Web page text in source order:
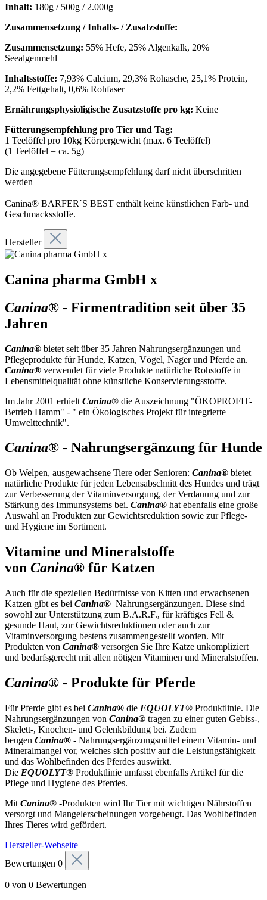
Inhalt: 180g / 500g / 2.000g
Zusammensetzung / Inhalts- / Zusatzstoffe:
Zusammensetzung: 55% Hefe, 25% Algenkalk, 20%
Seealgenmehl
Inhaltsstoffe: 7,93% Calcium, 29,3% Rohasche, 25,1% Protein,
2,2% Fettgehalt, 0,6% Rohfaser
Ernährungsphysioligische Zusatzstoffe pro kg: Keine
Fütterungsempfehlung pro Tier und Tag:
1 Teelöffel pro 10kg Körpergewicht (max. 6 Teelöffel)
(1 Teelöffel = ca. 5g)
Die angegebene Fütterungsempfehlung darf nicht überschritten
werden
Canina® BARFER´S BEST enthält keine künstlichen Farb- und
Geschmacksstoffe.
Hersteller
Canina pharma GmbH x
Canina® - Firmentradition seit über 35
Jahren
Canina® bietet seit über 35 Jahren Nahrungsergänzungen und
Pflegeprodukte für Hunde, Katzen, Vögel, Nager und Pferde an.
Canina® verwendet für viele Produkte natürliche Rohstoffe in
Lebensmittelqualität ohne künstliche Konservierungsstoffe.
Im Jahr 2001 erhielt Canina® die Auszeichnung "ÖKOPROFIT-
Betrieb Hamm" - " ein Ökologisches Projekt für integrierte
Umwelttechnik".
Canina® - Nahrungsergänzung für Hunde
Ob Welpen, ausgewachsene Tiere oder Senioren: Canina® bietet
natürliche Produkte für jeden Lebensabschnitt des Hundes und trägt
zur Verbesserung der Vitaminversorgung, der Verdauung und zur
Stärkung des Immunsystems bei. Canina® hat ebenfalls eine große
Auswahl an Produkten zur Gewichtsreduktion sowie zur Pflege-
und Hygiene im Sortiment.
Vitamine und Mineralstoffe
von Canina® für Katzen
Auch für die speziellen Bedürfnisse von Kitten und erwachsenen
Katzen gibt es bei Canina® Nahrungsergänzungen. Diese sind
sowohl zur Unterstützung zum B.A.R.F., für kräftiges Fell &
gesunde Haut, zur Gewichtsreduktionen oder auch zur
Vitaminversorgung bestens zusammengestellt worden. Mit
Produkten von Canina® versorgen Sie Ihre Katze unkompliziert
und bedarfsgerecht mit allen nötigen Vitaminen und Mineralstoffen.
Canina® - Produkte für Pferde
Für Pferde gibt es bei Canina® die EQUOLYT® Produktlinie. Die
Nahrungsergänzungen von Canina® tragen zu einer guten Gebiss-,
Skelett-, Knochen- und Gelenkbildung bei. Zudem
beugen Canina® - Nahrungsergänzungsmittel einem Vitamin- und
Mineralmangel vor, welches sich positiv auf die Leistungsfähigkeit
und das Wohlbefinden des Pferdes auswirkt.
Die EQUOLYT® Produktlinie umfasst ebenfalls Artikel für die
Pflege und Hygiene des Pferdes.
Mit Canina® -Produkten wird Ihr Tier mit wichtigen Nährstoffen
versorgt und Mangelerscheinungen vorgebeugt. Das Wohlbefinden
Ihres Tieres wird gefördert.
Hersteller-Webseite
Bewertungen 0
0 von 0 Bewertungen